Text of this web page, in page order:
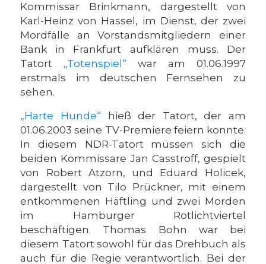
Kommissar Brinkmann, dargestellt von
Karl-Heinz von Hassel, im Dienst, der zwei
Mordfälle an Vorstandsmitgliedern einer
Bank in Frankfurt aufklären muss. Der
Tatort „Totenspiel“ war am 01.06.1997
erstmals im deutschen Fernsehen zu
sehen.
„Harte Hunde“ hieß der Tatort, der am
01.06.2003 seine TV-Premiere feiern konnte.
In diesem NDR-Tatort müssen sich die
beiden Kommissare Jan Casstroff, gespielt
von Robert Atzorn, und Eduard Holicek,
dargestellt von Tilo Prückner, mit einem
entkommenen Häftling und zwei Morden
im Hamburger Rotlichtviertel
beschäftigen. Thomas Bohn war bei
diesem Tatort sowohl für das Drehbuch als
auch für die Regie verantwortlich. Bei der